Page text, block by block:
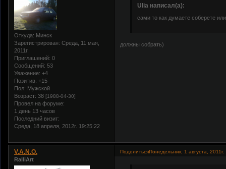
Откуда: Минск
Зарегистрирован: Среда, 11 мая,
2011г.
Приглашений: 0
Сообщений: 53
Уважение: +4
Позитив: +15
Пол: Мужской
Возраст: 38 [1988-04-30]
Провел на форуме:
1 день 13 часов
Последний визит:
Среда, 18 апреля, 2012г. 19:25:22
Ulia написал(а):
сами то как думаете соберете
должны собрать)
ПоделитьсяПонедельник, 1 августа,
V.A.N.O.
RalliArt